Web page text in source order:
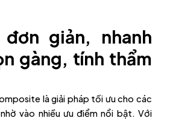
giản, nhanh
gàng, tính thẩm
là giải pháp tối ưu cho các
vào nhiều ưu điểm nổi bật. Với